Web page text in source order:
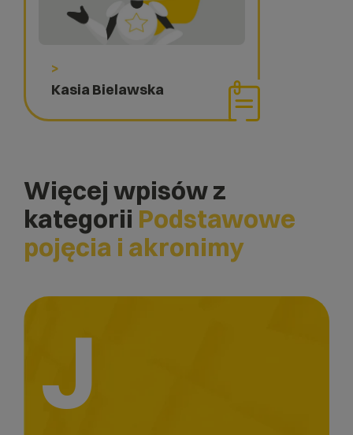
>
Kasia Bielawska
Więcej wpisów z
kategorii Podstawowe
pojęcia i akronimy
J